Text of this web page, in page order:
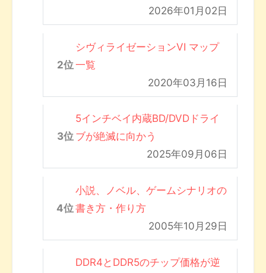
2026年01月02日
シヴィライゼーションVI マップ
一覧
2020年03月16日
5インチベイ内蔵BD/DVDドライ
ブが絶滅に向かう
2025年09月06日
小説、ノベル、ゲームシナリオの
書き方・作り方
2005年10月29日
DDR4とDDR5のチップ価格が逆